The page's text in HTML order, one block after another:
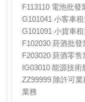
F113110 電池批發
G101041 小客車
G101091 小貨車
F102030 菸酒批發
F203020 菸酒零售
IG03010 能源技術
ZZ99999 除許可
業務